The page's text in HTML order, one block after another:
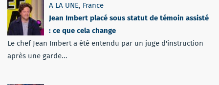
A LA UNE, France
Jean Imbert placé sous statut de témoin assisté
: ce que cela change
Le chef Jean Imbert a été entendu par un juge d'instruction
après une garde...